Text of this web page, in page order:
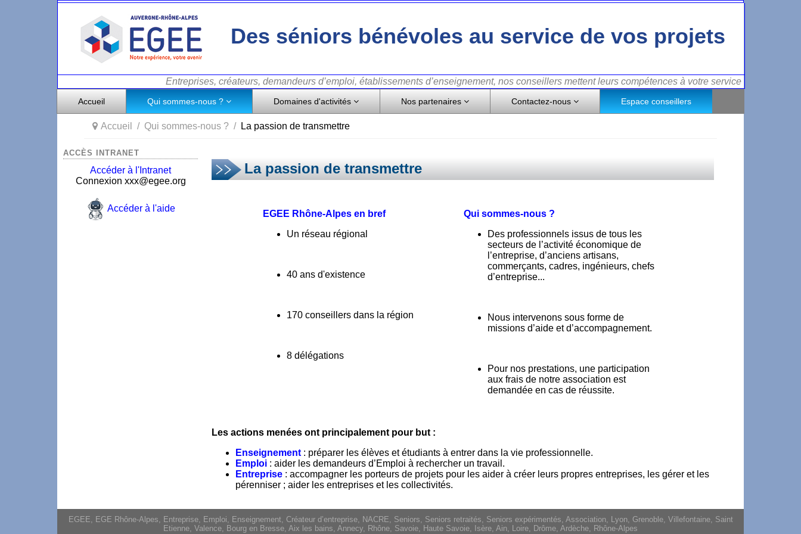
Des séniors bénévoles au service de vos projets
Entreprises, créateurs, demandeurs d’emploi, établissements d’enseignement, nos conseillers mettent leurs compétences à votre service
Accueil Qui sommes-nous ? Domaines d'activités Nos partenaires Contactez-nous Espace conseillers
Accueil Qui sommes-nous ? La passion de transmettre
ACCÈS INTRANET
Accéder à l'Intranet
Connexion xxx@egee.org
Accéder à l'aide
La passion de transmettre
EGEE Rhône-Alpes en bref
Un réseau régional
40 ans d'existence
170 conseillers dans la région
8 délégations
Qui sommes-nous ?
Des professionnels issus de tous les
secteurs de l’activité économique de
l’entreprise, d’anciens artisans,
commerçants, cadres, ingénieurs, chefs
d’entreprise...
Nous intervenons sous forme de
missions d’aide et d’accompagnement.
Pour nos prestations, une participation
aux frais de notre association est
demandée en cas de réussite.
Les actions menées ont principalement pour but :
Enseignement : préparer les élèves et étudiants à entrer dans la vie professionnelle.
Emploi : aider les demandeurs d’Emploi à rechercher un travail.
Entreprise : accompagner les porteurs de projets pour les aider à créer leurs propres entreprises, les gérer et les
pérenniser ; aider les entreprises et les collectivités.
EGEE, EGE Rhône-Alpes, Entreprise, Emploi, Enseignement, Créateur d’entreprise, NACRE, Seniors, Seniors retraités, Seniors expérimentés, Association, Lyon, Grenoble, Villefontaine, Saint
Etienne, Valence, Bourg en Bresse, Aix les bains, Annecy, Rhône, Savoie, Haute Savoie, Isère, Ain, Loire, Drôme, Ardèche, Rhône-Alpes